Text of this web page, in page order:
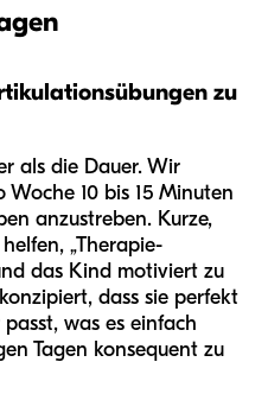
zu
als die Dauer. Wir
10 bis 15 Minuten
anzustreben. Kurze,
„Therapie-
das Kind motiviert zu
dass sie perfekt
was es einfach
Tagen konsequent zu